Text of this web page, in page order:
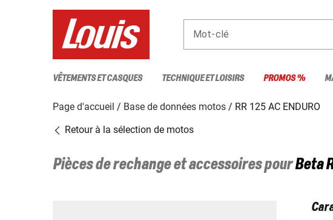
Mot-clé
VÊTEMENTS ET CASQUES TECHNIQUE ET LOISIRS PROMOS %
Page d'accueil Base de données motos
RR 125 AC ENDURO
Retour à la sélection de motos
Pièces de rechange et accessoires pourBeta